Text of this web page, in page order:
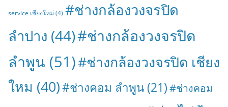
service เชียงใหม่ (4) #ช่างกล้องวงจรปิด
ลำปาง (44)#ช่างกล้องวงจรปิด
ลำพูน (51)#ช่างกล้องวงจรปิด เชียง
ใหม (40)#ช่างคอม ลำพูน (21)#ช่างคอม